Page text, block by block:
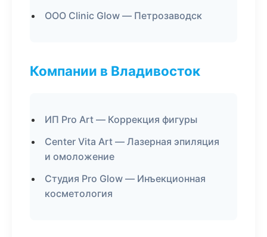
ООО Clinic Glow — Петрозаводск
Компании в Владивосток
ИП Pro Art — Коррекция фигуры
Center Vita Art — Лазерная эпиляция
и омоложение
Студия Pro Glow — Инъекционная
косметология